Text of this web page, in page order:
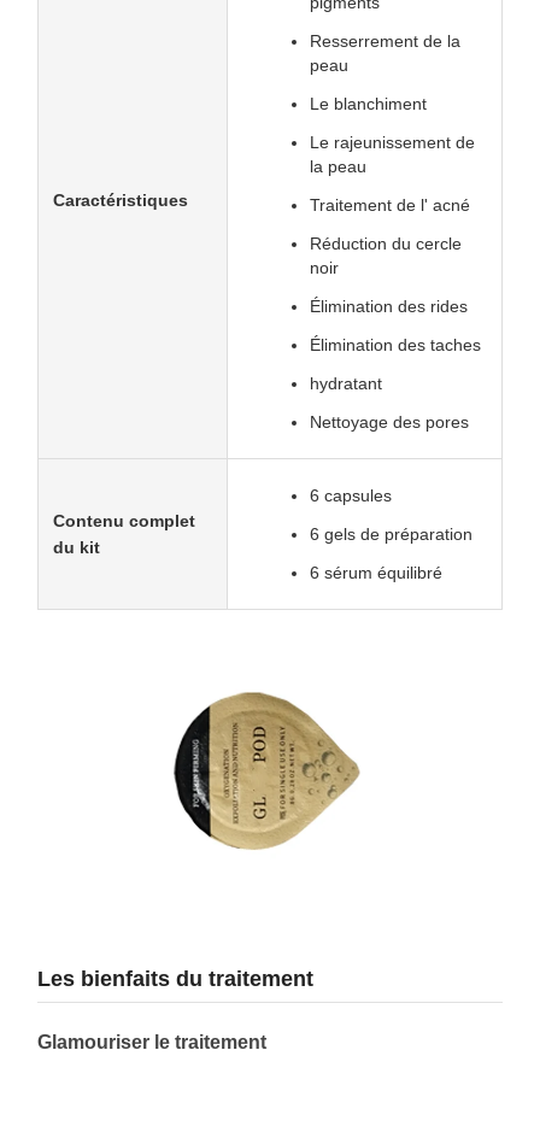
Caractéristiques
Resserrement de la
peau
Le blanchiment
Le rajeunissement de
la peau
Traitement de l' acné
Réduction du cercle
noir
Élimination des rides
Élimination des taches
hydratant
Nettoyage des pores
Contenu complet
du kit
6 capsules
6 gels de préparation
6 sérum équilibré
Les bienfaits du traitement
Glamouriser le traitement